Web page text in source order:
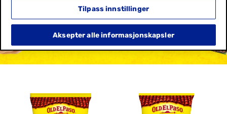
Tilpass innstillinger
Aksepter alle informasjonskapsler